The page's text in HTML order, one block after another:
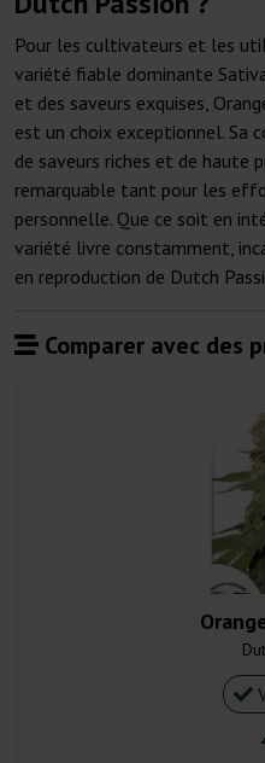
Pour les cultivateurs et les
variété fiable dominante
et des saveurs exquises,
est un choix exceptionnel. Sa
de saveurs riches et de
remarquable tant pour les
personnelle. Que ce soit en
variété livre constamment,
en reproduction de Dutch
Comparer avec des